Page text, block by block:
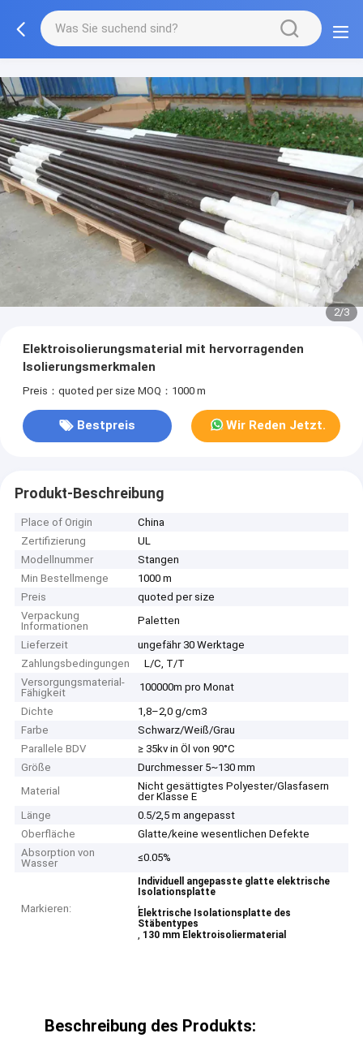
2/3
Elektroisolierungsmaterial mit hervorragenden
Isolierungsmerkmalen
Preis：quoted per size MOQ：1000 m
Bestpreis Wir Reden Jetzt.
Produkt-Beschreibung
Place of Origin
China
Zertifizierung
UL
Modellnummer
Stangen
Min Bestellmenge
1000 m
Preis
quoted per size
Verpackung
Informationen
Paletten
Lieferzeit
ungefähr 30 Werktage
Zahlungsbedingungen
L/C, T/T
Versorgungsmaterial-
Fähigkeit
100000m pro Monat
Dichte
1,8–2,0 g/cm3
Farbe
Schwarz/Weiß/Grau
Parallele BDV
≥ 35kv in Öl von 90°C
Größe
Durchmesser 5~130 mm
Material
Nicht gesättigtes Polyester/Glasfasern
der Klasse E
Länge
0.5/2,5 m angepasst
Oberfläche
Glatte/keine wesentlichen Defekte
Absorption von
Wasser
≤0.05%
Markieren:
Individuell angepasste glatte elektrische
Isolationsplatte
,
Elektrische Isolationsplatte des
Stäbentypes
, 130 mm Elektroisoliermaterial
Beschreibung des Produkts: